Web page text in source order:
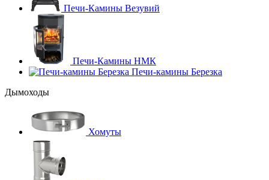
Печи-Камины Везувий
Печи-Камины НМК
Печи-камины Березка
Дымоходы
Хомуты